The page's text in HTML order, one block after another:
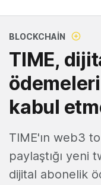
BLOCKCHAIN
TIME,
kabul
TIME'ın web3
paylaştığı yeni
dijital abonelik